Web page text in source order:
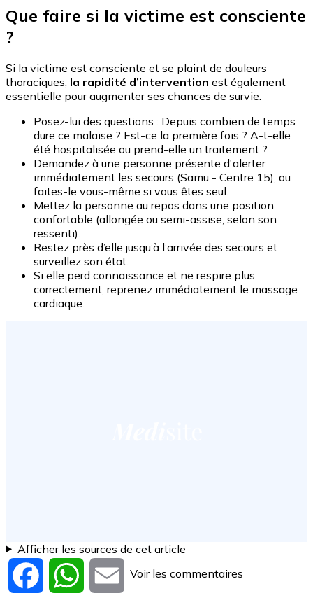
Que faire si la victime est consciente
?
Si la victime est consciente et se plaint de douleurs
thoraciques, la rapidité d’intervention est également
essentielle pour augmenter ses chances de survie.
Posez-lui des questions : Depuis combien de temps
dure ce malaise ? Est-ce la première fois ? A-t-elle
été hospitalisée ou prend-elle un traitement ?
Demandez à une personne présente d'alerter
immédiatement les secours (Samu - Centre 15), ou
faites-le vous-même si vous êtes seul.
Mettez la personne au repos dans une position
confortable (allongée ou semi-assise, selon son
ressenti).
Restez près d’elle jusqu’à l’arrivée des secours et
surveillez son état.
Si elle perd connaissance et ne respire plus
correctement, reprenez immédiatement le massage
cardiaque.
Afficher les sources de cet article
Facebook WhatsApp
Email
Voir les commentaires